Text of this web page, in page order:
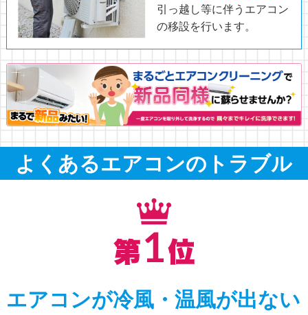
引っ越し等に伴うエアコン
の移設を行います。
よくあるエアコンのトラブル
エアコンが冷風・温風が出ない